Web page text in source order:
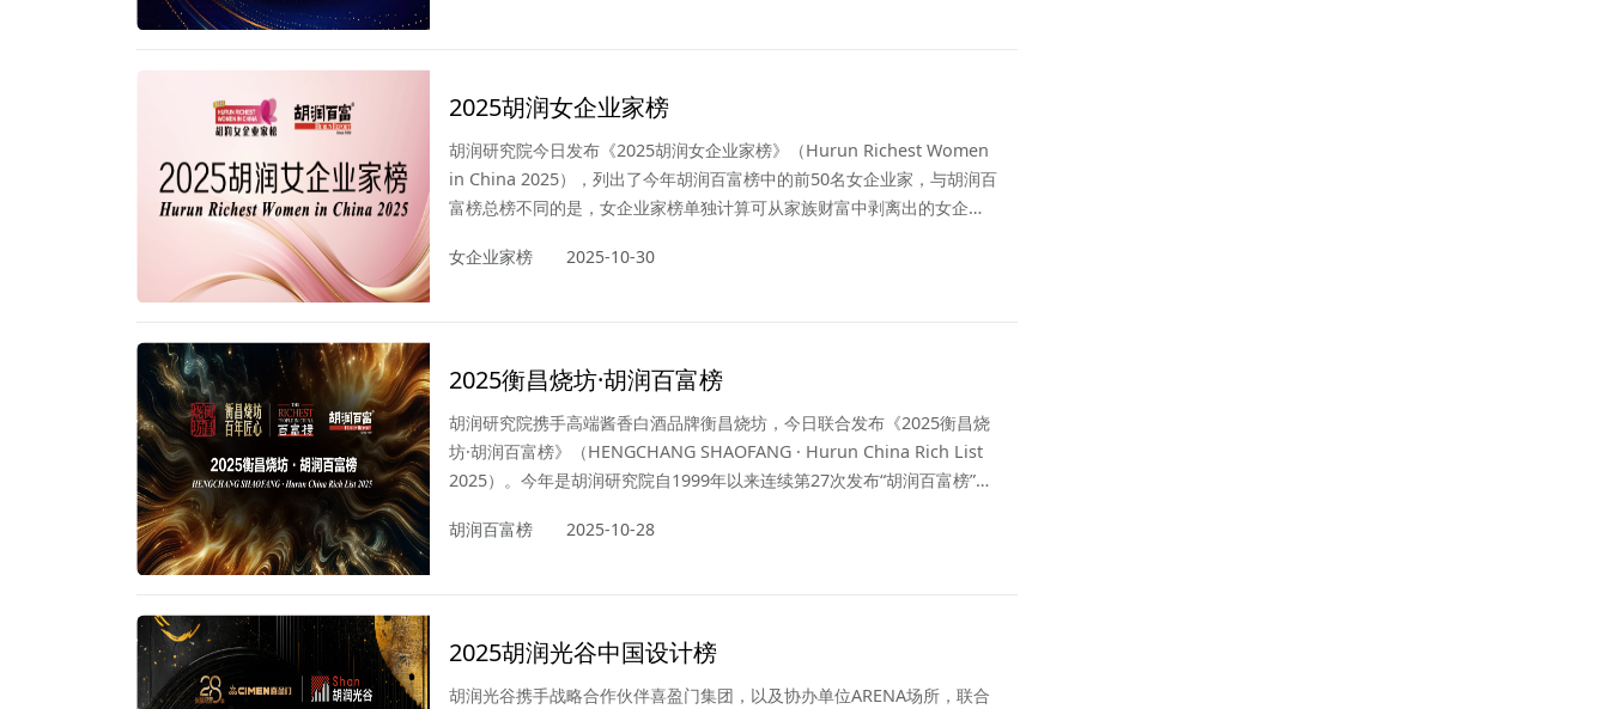
2025胡润女企业家榜
胡润研究院今日发布《2025胡润女企业家榜》（Hurun Richest Women
in China 2025），列出了今年胡润百富榜中的前50名女企业家，与胡润百
富榜总榜不同的是，女企业家榜单独计算可从家族财富中剥离出的女企业
20次发布此榜单。
女企业家榜 2025-10-30
2025衡昌烧坊·胡润百富榜
胡润研究院携手高端酱香白酒品牌衡昌烧坊，今日联合发布《2025衡昌烧
坊·胡润百富榜》（HENGCHANG SHAOFANG · Hurun China Rich List
2025）。今年是胡润研究院自1999年以来连续第27次发布“胡润百富榜”，
胡润百富榜
2025-10-28
2025胡润光谷中国设计榜
胡润光谷携手战略合作伙伴喜盈门集团，以及协办单位ARENA场所，联合